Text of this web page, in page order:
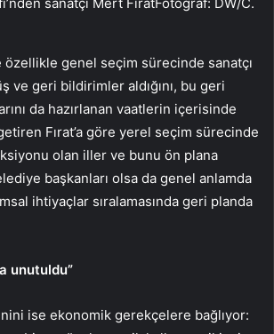
sanatçı Mert FıratFotoğraf: DW/C.
genel seçim sürecinde sanatçı
ve geri bildirimler aldığını, bu geri
da hazırlanan vaatlerin içerisinde
Fırat’a göre yerel seçim sürecinde
olan iller ve bunu ön plana
başkanları olsa da genel anlamda
ihtiyaçlar sıralamasında geri planda
unutuldu”
ise ekonomik gerekçelere bağlıyor: